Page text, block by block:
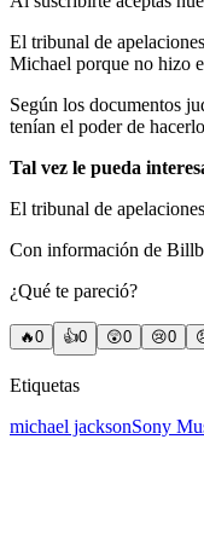
El tribunal de
Michael porque no hizo
Según los documentos
tenían el poder de
Tal vez le pueda
El tribunal de
Con información de
¿Qué te pareció?
🔥0 👍0 😲0 😢0
Etiquetas
michael jacksonSony